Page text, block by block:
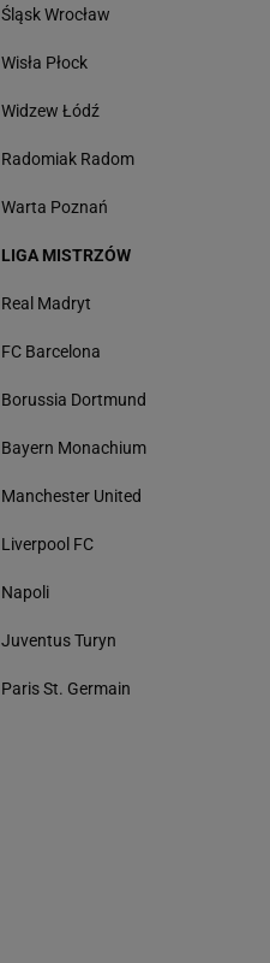
Śląsk Wrocław
Wisła Płock
Widzew Łódź
Radomiak Radom
Warta Poznań
LIGA MISTRZÓW
Real Madryt
FC Barcelona
Borussia Dortmund
Bayern Monachium
Manchester United
Liverpool FC
Napoli
Juventus Turyn
Paris St. Germain